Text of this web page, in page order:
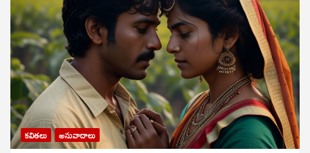
కవితలు అనువాదాలు